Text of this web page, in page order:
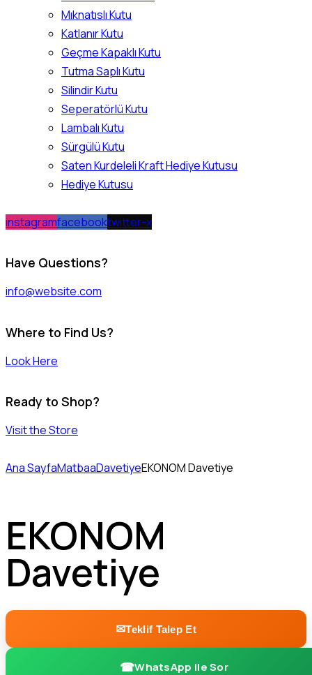
Mıknatıslı Kutu
Katlanır Kutu
Geçme Kapaklı Kutu
Tutma Saplı Kutu
Silindir Kutu
Seperatörlü Kutu
Lambalı Kutu
Sürgülü Kutu
Saten Kurdeleli Kraft Hediye Kutusu
Hediye Kutusu
instagramfacebooktwitter-x
Have Questions?
info@website.com
Where to Find Us?
Look Here
Ready to Shop?
Visit the Store
Ana SayfaMatbaaDavetiyeEKONOM Davetiye
EKONOM
Davetiye
Teklif Talep Et
WhatsApp ile Sor